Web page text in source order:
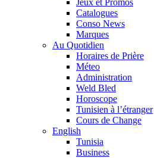
Jeux et Promos
Catalogues
Conso News
Marques
Au Quotidien
Horaires de Prière
Méteo
Administration
Weld Bled
Horoscope
Tunisien à l’étranger
Cours de Change
English
Tunisia
Business